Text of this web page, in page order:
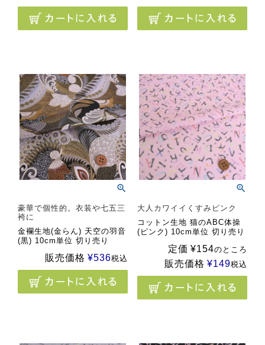
豪華で個性的。衣装や七五三
袴に
金襴生地(金らん) 天空の羽音
(黒) 10cm単位 切り売り
販売価格 ¥536税込
大人カワイイくすみピンク
コットン生地 猫のABC体操
(ピンク) 10cm単位 切り売り
定価 ¥154のところ
販売価格 ¥149税込